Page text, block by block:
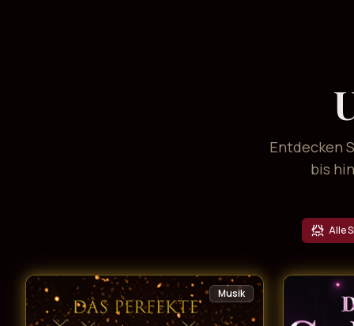
Entdecken
bis
Alle
Musik